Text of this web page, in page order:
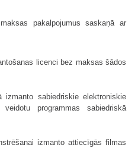
pakalpojumus saskaņā ar
licenci bez maksas šādos
sabiedriskie elektroniskie
programmas sabiedriskā
izmanto attiecīgās filmas